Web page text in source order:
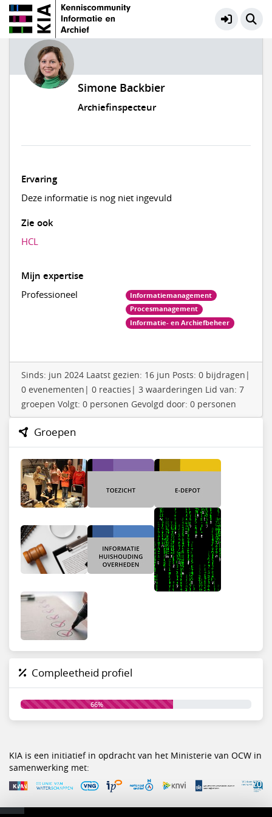
Simone Backbier
Archiefinspecteur
Ervaring
Deze informatie is nog niet ingevuld
Zie ook
HCL
Mijn expertise
Professioneel
Informatiemanagement
Procesmanagement
Informatie- en Archiefbeheer
Sinds: jun 2024 Laatst gezien: 16 jun Posts: 0 bijdragen|
0 evenementen| 0 reacties| 3 waarderingen Lid van: 7
groepen Volgt: 0 personen Gevolgd door: 0 personen
Groepen
Compleetheid profiel
66%
KIA is een initiatief in opdracht van het Ministerie van OCW in
samenwerking met: